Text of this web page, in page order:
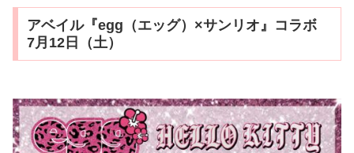
アベイル『egg（エッグ）×サンリオ』コラボ
7月12日（土）